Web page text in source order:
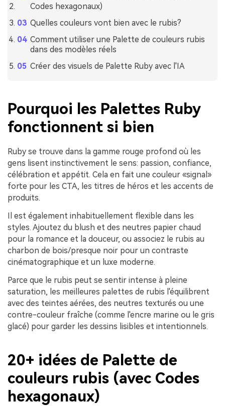
Codes hexagonaux)
Quelles couleurs vont bien avec le rubis?
Comment utiliser une Palette de couleurs rubis
dans des modèles réels
Créer des visuels de Palette Ruby avec l'IA
Pourquoi les Palettes Ruby
fonctionnent si bien
Ruby se trouve dans la gamme rouge profond où les
gens lisent instinctivement le sens: passion, confiance,
célébration et appétit. Cela en fait une couleur «signal»
forte pour les CTA, les titres de héros et les accents de
produits.
Il est également inhabituellement flexible dans les
styles. Ajoutez du blush et des neutres papier chaud
pour la romance et la douceur, ou associez le rubis au
charbon de bois/presque noir pour un contraste
cinématographique et un luxe moderne.
Parce que le rubis peut se sentir intense à pleine
saturation, les meilleures palettes de rubis l'équilibrent
avec des teintes aérées, des neutres texturés ou une
contre-couleur fraîche (comme l'encre marine ou le gris
glacé) pour garder les dessins lisibles et intentionnels.
20+ idées de Palette de
couleurs rubis (avec Codes
hexagonaux)